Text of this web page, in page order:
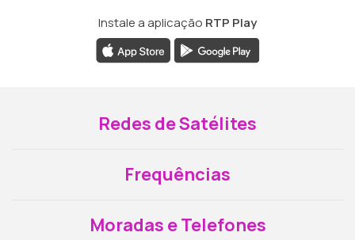
Instale a aplicação RTP Play
Redes de Satélites
Frequências
Moradas e Telefones